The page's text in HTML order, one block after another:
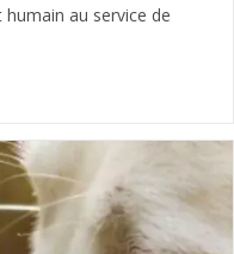
humain au service de